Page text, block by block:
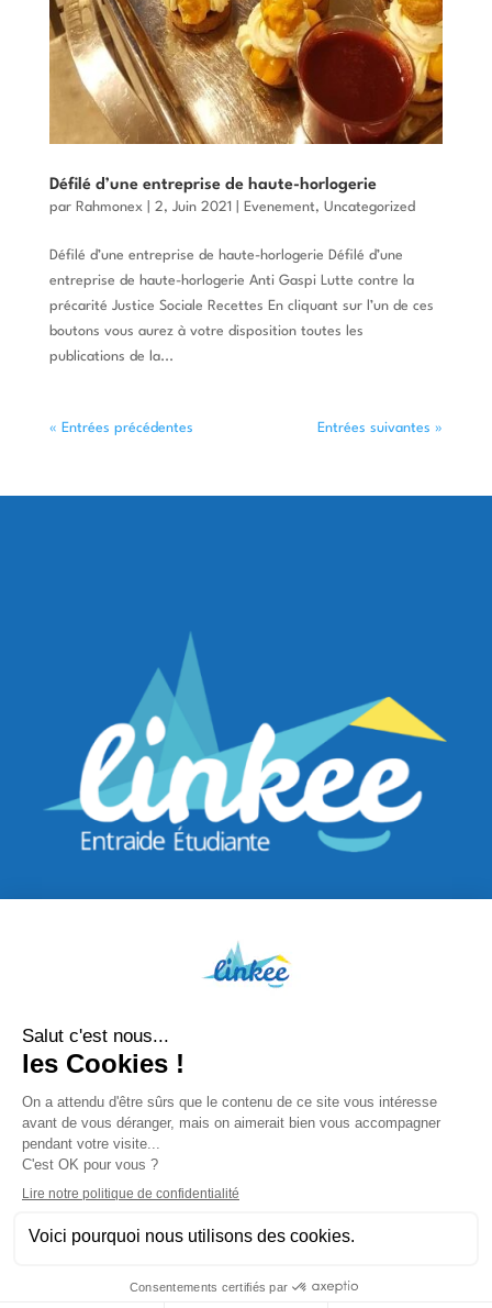
Défilé d’une entreprise de haute-horlogerie
par Rahmonex| 2, Juin 2021 Evenement, Uncategorized
Défilé d’une entreprise de haute-horlogerie Défilé d’une
entreprise de haute-horlogerie Anti Gaspi Lutte contre la
précarité Justice Sociale Recettes En cliquant sur l’un de ces
boutons vous aurez à votre disposition toutes les
publications de la...
« Entrées précédentes Entrées suivantes »
©Linkee 2025